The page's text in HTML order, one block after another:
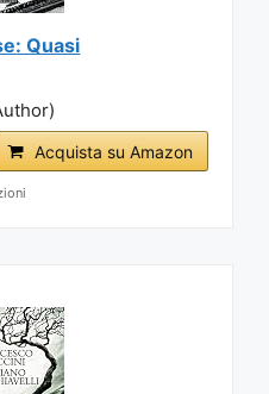
Quasi
Acquista su Amazon